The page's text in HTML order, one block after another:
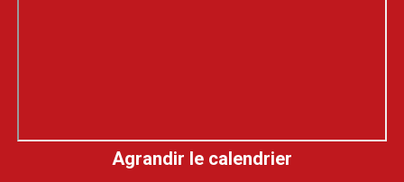
Agrandir le calendrier